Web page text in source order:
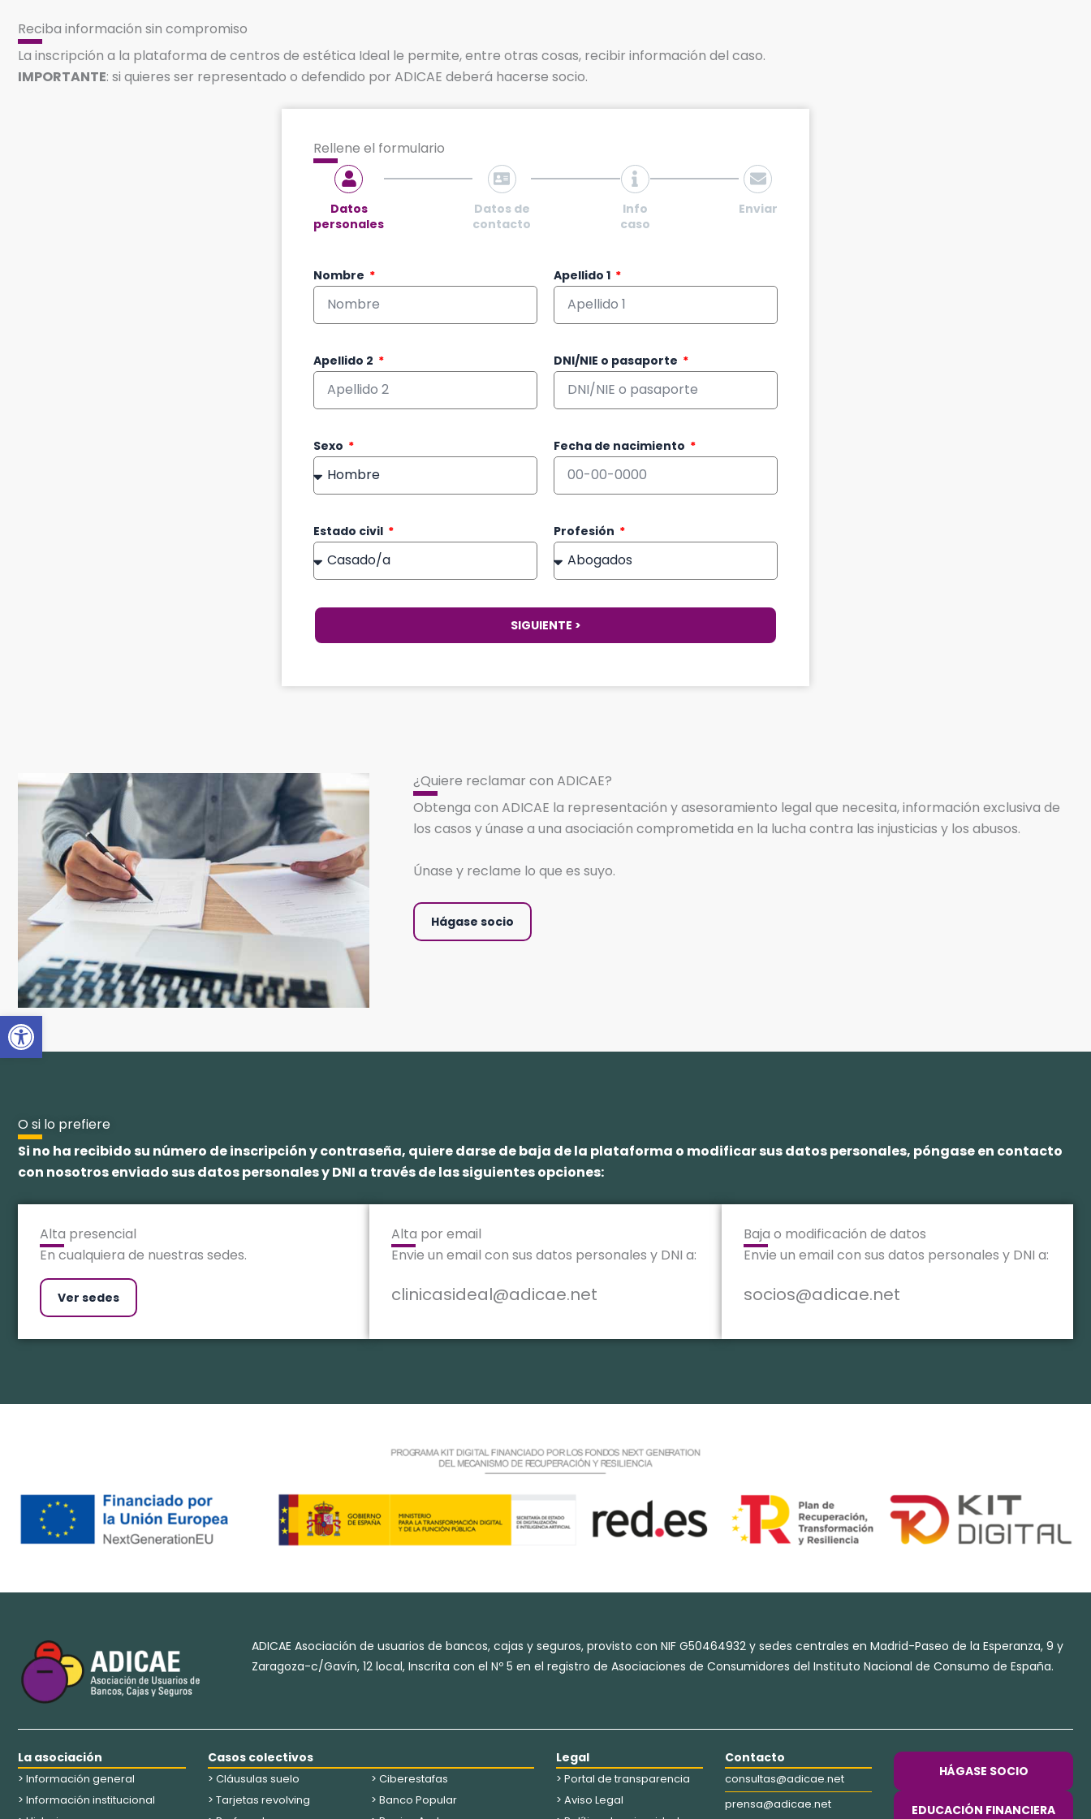
Abrir barra de herramientas
Reciba información sin compromiso
La inscripción a la plataforma de centros de estética Ideal le permite, entre otras cosas, recibir información del caso.
IMPORTANTE: si quieres ser representado o defendido por ADICAE deberá hacerse socio.
Rellene el formulario
Datos
personales
Datos de
contacto
Info
caso
Enviar
Nombre Apellido 1
Apellido 2 DNI/NIE o pasaporte
Sexo Fecha de nacimiento
Estado civil Profesión
SIGUIENTE >
¿Quiere reclamar con ADICAE?
Obtenga con ADICAE la representación y asesoramiento legal que necesita, información exclusiva de
los casos y únase a una asociación comprometida en la lucha contra las injusticias y los abusos.
Únase y reclame lo que es suyo.
Hágase socio
O si lo prefiere
Si no ha recibido su número de inscripción y contraseña, quiere darse de baja de la plataforma o modificar sus datos personales, póngase en contacto
con nosotros enviado sus datos personales y DNI a través de las siguientes opciones:
Alta presencial
En cualquiera de nuestras sedes.
Ver sedes
Alta por email
Envie un email con sus datos personales y DNI a:
clinicasideal@adicae.net
Baja o modificación de datos
Envie un email con sus datos personales y DNI a:
socios@adicae.net
ADICAE Asociación de usuarios de bancos, cajas y seguros, provisto con NIF G50464932 y sedes centrales en Madrid-Paseo de la Esperanza, 9 y
Zaragoza-c/Gavín, 12 local, Inscrita con el Nº 5 en el registro de Asociaciones de Consumidores del Instituto Nacional de Consumo de España.
La asociación
> Información general
> Información institucional
Casos colectivos
> Cláusulas suelo
> Tarjetas revolving
> Ciberestafas
> Banco Popular
Legal
> Portal de transparencia
> Aviso Legal
Contacto
consultas@adicae.net
prensa@adicae.net
HÁGASE SOCIO
EDUCACIÓN FINANCIERA